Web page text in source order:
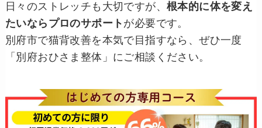
日々のストレッチも大切ですが、根本的に体を変え
たいならプロのサポート が必要です。
別府市で猫背改善を本気で目指すなら、ぜひ一度
「別府おひさま整体」にご相談ください。